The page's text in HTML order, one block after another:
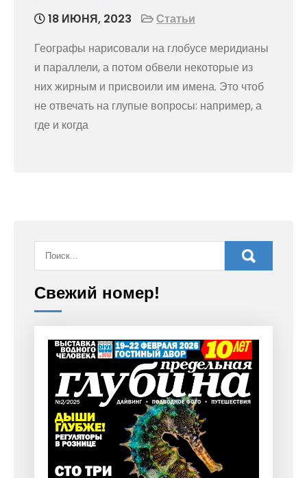
18 ИЮНЯ, 2023
Статьи
Географы нарисовали на глобусе меридианы
и параллели, а потом обвели некоторые из
них жирным и присвоили им имена. Это чтоб
не отвечать на глупые вопросы: например, а
где и когда
Свежий номер!